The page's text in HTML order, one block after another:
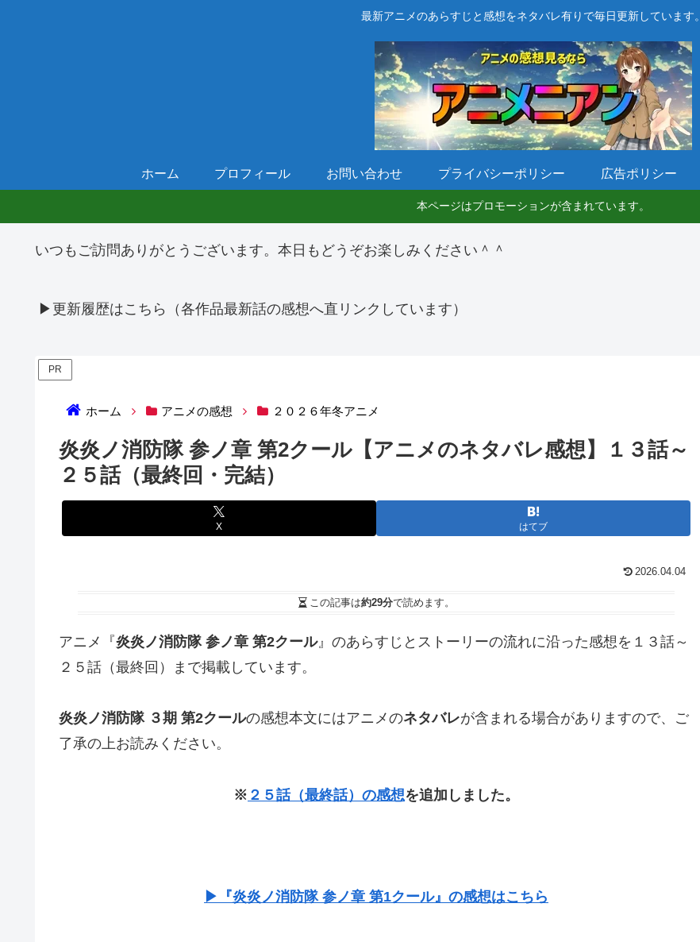
最新アニメのあらすじと感想をネタバレ有りで毎日更新しています。
ホーム プロフィール お問い合わせ プライバシーポリシー 広告ポリシー
本ページはプロモーションが含まれています。
いつもご訪問ありがとうございます。本日もどうぞお楽しみください＾＾
▶更新履歴はこちら（各作品最新話の感想へ直リンクしています）
PR
ホーム アニメの感想 ２０２６年冬アニメ
炎炎ノ消防隊 参ノ章 第2クール【アニメのネタバレ感想】１３話～
２５話（最終回・完結）
X はてブ
2026.04.04
この記事は約29分で読めます。
アニメ『炎炎ノ消防隊 参ノ章 第2クール』のあらすじとストーリーの流れに沿った感想を１３話～
２５話（最終回）まで掲載しています。
炎炎ノ消防隊 ３期 第2クールの感想本文にはアニメのネタバレが含まれる場合がありますので、ご
了承の上お読みください。
※ ２５話（最終話）の感想を追加しました。
▶『炎炎ノ消防隊 参ノ章 第1クール』の感想はこちら